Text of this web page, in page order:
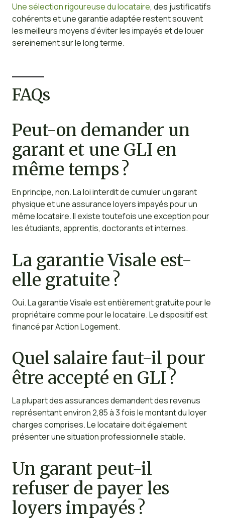
Une sélection rigoureuse du locataire, des justificatifs
cohérents et une garantie adaptée restent souvent
les meilleurs moyens d’éviter les impayés et de louer
sereinement sur le long terme.
FAQs
Peut-on demander un
garant et une GLI en
même temps ?
En principe, non. La loi interdit de cumuler un garant
physique et une assurance loyers impayés pour un
même locataire. Il existe toutefois une exception pour
les étudiants, apprentis, doctorants et internes.
La garantie Visale est-
elle gratuite ?
Oui. La garantie Visale est entièrement gratuite pour le
propriétaire comme pour le locataire. Le dispositif est
financé par Action Logement.
Quel salaire faut-il pour
être accepté en GLI ?
La plupart des assurances demandent des revenus
représentant environ 2,85 à 3 fois le montant du loyer
charges comprises. Le locataire doit également
présenter une situation professionnelle stable.
Un garant peut-il
refuser de payer les
loyers impayés ?